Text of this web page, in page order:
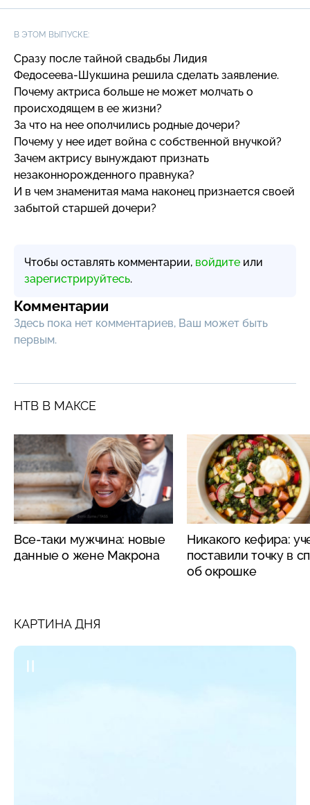
В ЭТОМ ВЫПУСКЕ:
Сразу после тайной свадьбы Лидия
Федосеева-Шукшина решила сделать заявление.
Почему актриса больше не может молчать о
происходящем в ее жизни?
За что на нее ополчились родные дочери?
Почему у нее идет война с собственной внучкой?
Зачем актрису вынуждают признать
незаконнорожденного правнука?
И в чем знаменитая мама наконец признается своей
забытой старшей дочери?
Чтобы оставлять комментарии, войдите или
зарегистрируйтесь.
Комментарии
Здесь пока нет комментариев, Ваш может быть
первым.
НТВ В МАКСЕ
Все-таки мужчина: новые
данные о жене Макрона
Никакого кефира:
поставили точку в
об окрошке
КАРТИНА ДНЯ